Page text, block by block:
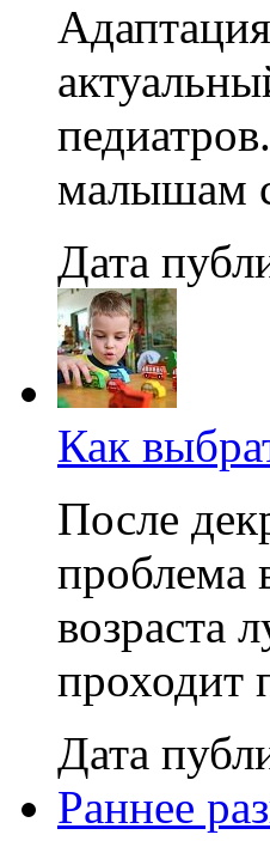
малышам
Дата
Как
После
проблема
возраста
проходит
Дата
Раннее